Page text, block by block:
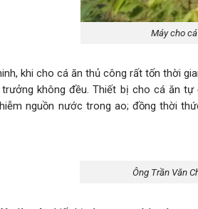
Máy cho
khi cho cá ăn thủ công rất tốn thời
không đều. Thiết bị cho cá ăn
nguồn nước trong ao; đồng thời
Ông Trần Văn